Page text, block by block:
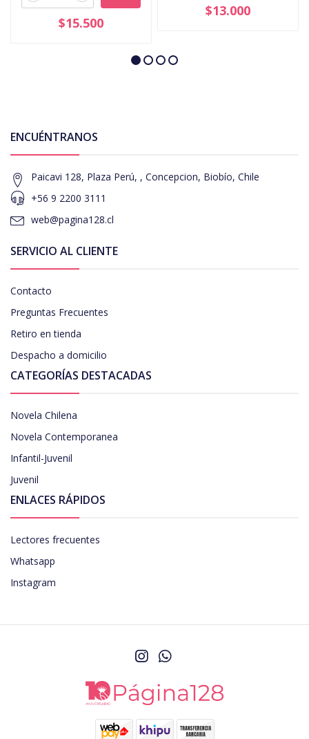
$15.500
$13.000
ENCUÉNTRANOS
Paicavi 128, Plaza Perú, , Concepcion, Biobío, Chile
+56 9 2200 3111
web@pagina128.cl
SERVICIO AL CLIENTE
Contacto
Preguntas Frecuentes
Retiro en tienda
Despacho a domicilio
CATEGORÍAS DESTACADAS
Novela Chilena
Novela Contemporanea
Infantil-Juvenil
Juvenil
ENLACES RÁPIDOS
Lectores frecuentes
Whatsapp
Instagram